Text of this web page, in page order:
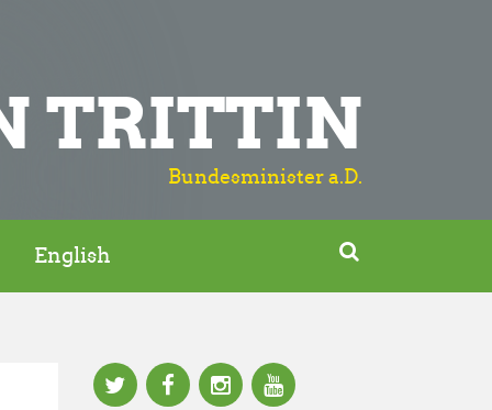
TRITTIN
Bundesminister a.D.
English 